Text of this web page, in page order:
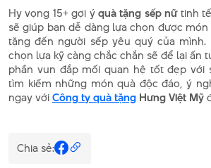
Hy vọng 15+ gợi ýquà tặng sếp nữtinh
sẽ giúp bạn dễ dàng lựa chọn được
tặng đến người sếp yêu quý của
chọn lựa kỹ càng chắc chắn sẽ để lại ấn
phần vun đắp mối quan hệ tốt đẹp với
tìm kiếm những món quà độc đáo, ý
ngay vớiCông ty quà tặng Hưng Việt Mỹ
Chia sẻ: